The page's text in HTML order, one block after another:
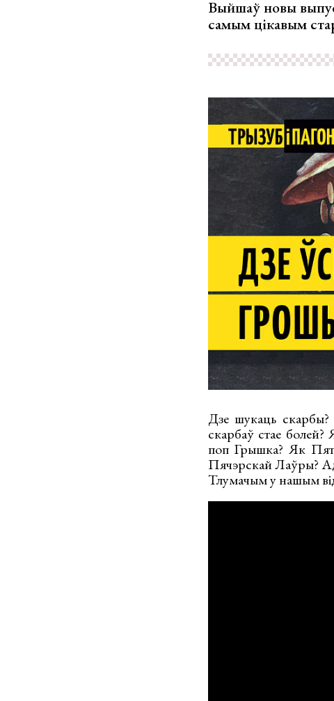
Выйшаў новы
самым цікавым
Дзе шукаць скарбы?
скарбаў стае
поп Грышка? Як
Пячэрскай Лаўры?
Тлумачым у нашым